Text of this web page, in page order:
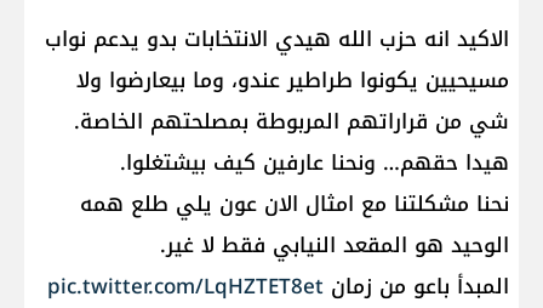
الاكيد انه حزب الله هيدي الانتخابات بدو يدعم نواب
مسيحيين يكونوا طراطير عندو، وما بيعارضوا ولا
شي من قراراتهم المربوطة بمصلحتهم الخاصة.
هيدا حقهم… ونحنا عارفين كيف بيشتغلوا.
نحنا مشكلتنا مع امثال الان عون يلي طلع همه
الوحيد هو المقعد النيابي فقط لا غير.
المبدأ باعو من زمان pic.twitter.com/LqHZTET8et